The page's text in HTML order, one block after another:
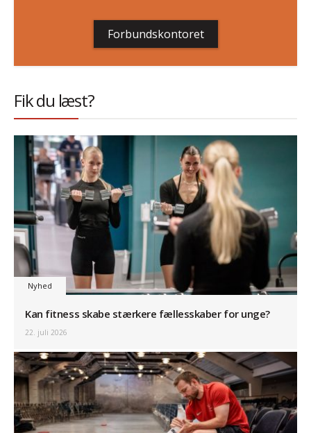
Forbundskontoret
Fik du læst?
Nyhed
Kan fitness skabe stærkere fællesskaber for unge?
22. juli 2026